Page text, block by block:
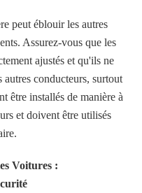
peut éblouir les autres
Assurez-vous que les
ajustés et qu'ils ne
autres conducteurs, surtout
être installés de manière à
et doivent être utilisés
Voitures :